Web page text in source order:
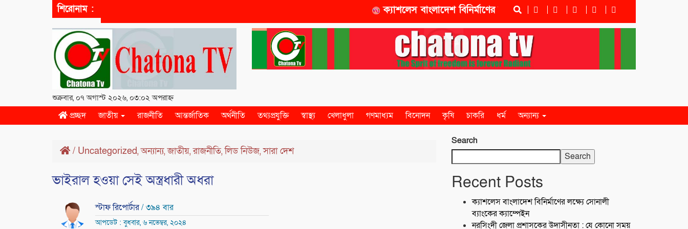
শিরোনাম : ক্যাশলেস বাংলাদেশ বিনির্মাণের লক্ষ্যে সোনালী ব্যাংকের ক্যাম্পেইন
শুক্রবার, ০৭ অগাস্ট ২০২৬, ০৩:০২ অপরাহ্ন
প্রচ্ছদ জাতীয় রাজনীতি আন্তর্জাতিক অর্থনীতি তথ্যপ্রযুক্তি স্বাস্থ্য খেলাধুলা গণমাধ্যম বিনোদন কৃষি চাকরি ধর্ম অন্যান্য
/ Uncategorized,অন্যান্য,জাতীয়,রাজনীতি,লিড নিউজ,সারা দেশ
ভাইরাল হওয়া সেই অস্ত্রধারী অধরা
স্টাফ রিপোর্টার/ ৩৯৪ বার
আপডেট : বুধবার, ৬ নভেম্বর, ২০২৪
Search
Search
Recent Posts
ক্যাশলেস বাংলাদেশ বিনির্মাণের লক্ষ্যে সোনালী
ব্যাংকের ক্যাম্পেইন
নরসিংদী জেলা প্রশাসকের উদাসীনতা : যে কোনো সময়